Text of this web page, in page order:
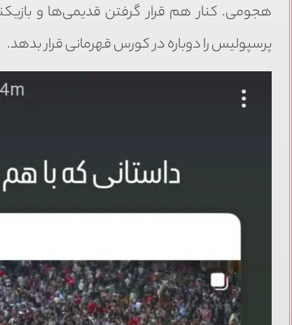
هجومی. کنار هم قرار گرفتن قدیمی‌ها و
پرسپولیس را دوباره در کورس قهرمانی قرار بدهد.